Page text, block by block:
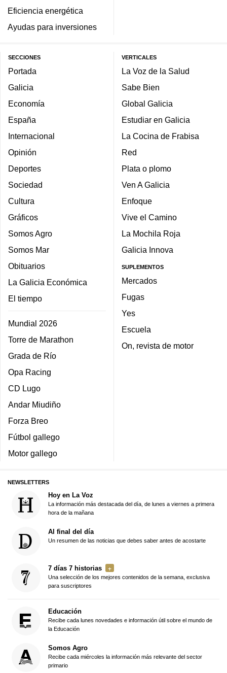
Eficiencia energética
Ayudas para inversiones
SECCIONES
Portada
Galicia
Economía
España
Internacional
Opinión
Deportes
Sociedad
Cultura
Gráficos
Somos Agro
Somos Mar
Obituarios
La Galicia Económica
El tiempo
Mundial 2026
Torre de Marathon
Grada de Río
Opa Racing
CD Lugo
Andar Miudiño
Forza Breo
Fútbol gallego
Motor gallego
VERTICALES
La Voz de la Salud
Sabe Bien
Global Galicia
Estudiar en Galicia
La Cocina de Frabisa
Red
Plata o plomo
Ven A Galicia
Enfoque
Vive el Camino
La Mochila Roja
Galicia Innova
SUPLEMENTOS
Mercados
Fugas
Yes
Escuela
On, revista de motor
NEWSLETTERS
Hoy en La Voz
La información más destacada del día, de lunes a viernes a primera
hora de la mañana
Al final del día
Un resumen de las noticias que debes saber antes de acostarte
7 días 7 historias
Una selección de los mejores contenidos de la semana, exclusiva
para suscriptores
Educación
Recibe cada lunes novedades e información útil sobre el mundo de
la Educación
Somos Agro
Recibe cada miércoles la información más relevante del sector
primario